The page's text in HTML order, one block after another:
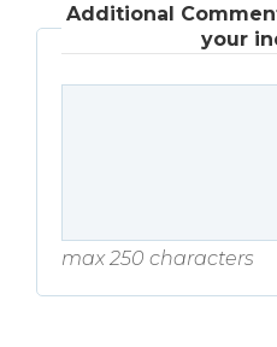
Additional
your
max 250 characters